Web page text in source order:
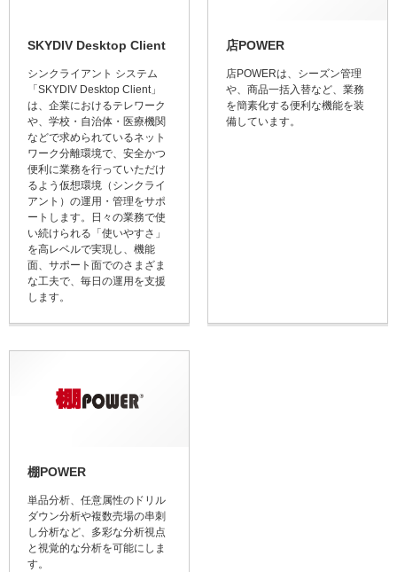
SKYDIV Desktop Client
シンクライアント システム
「SKYDIV Desktop Client」
は、企業におけるテレワーク
や、学校・自治体・医療機関
などで求められているネット
ワーク分離環境で、安全かつ
便利に業務を行っていただけ
るよう仮想環境（シンクライ
アント）の運用・管理をサポ
ートします。日々の業務で使
い続けられる「使いやすさ」
を高レベルで実現し、機能
面、サポート面でのさまざま
な工夫で、毎日の運用を支援
します。
店POWER
店POWERは、シーズン管理
や、商品一括入替など、業務
を簡素化する便利な機能を装
備しています。
棚POWER
単品分析、任意属性のドリル
ダウン分析や複数売場の串刺
し分析など、多彩な分析視点
と視覚的な分析を可能にしま
す。